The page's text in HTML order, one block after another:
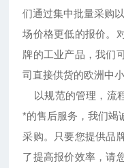
们通过集中批量采购
场价格更低的报价。
牌的工业产品，我们
司直接供货的欧洲中
以规范的管理，流
*的售后服务，我们竭
采购。只要您提供品
了提高报价效率，请